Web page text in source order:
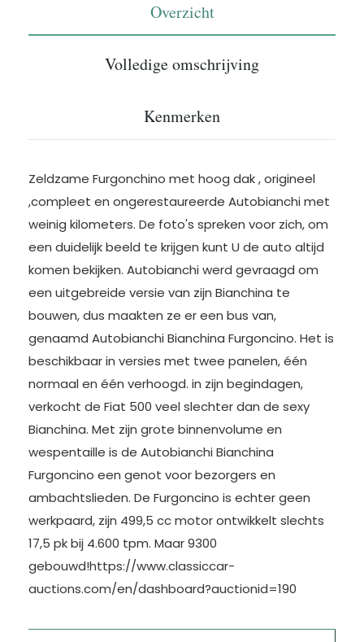
Overzicht
Volledige omschrijving
Kenmerken
Zeldzame Furgonchino met hoog dak , origineel
,compleet en ongerestaureerde Autobianchi met
weinig kilometers. De foto's spreken voor zich, om
een duidelijk beeld te krijgen kunt U de auto altijd
komen bekijken. Autobianchi werd gevraagd om
een uitgebreide versie van zijn Bianchina te
bouwen, dus maakten ze er een bus van,
genaamd Autobianchi Bianchina Furgoncino. Het is
beschikbaar in versies met twee panelen, één
normaal en één verhoogd. in zijn begindagen,
verkocht de Fiat 500 veel slechter dan de sexy
Bianchina. Met zijn grote binnenvolume en
wespentaille is de Autobianchi Bianchina
Furgoncino een genot voor bezorgers en
ambachtslieden. De Furgoncino is echter geen
werkpaard, zijn 499,5 cc motor ontwikkelt slechts
17,5 pk bij 4.600 tpm. Maar 9300
gebouwd!https://www.classiccar-
auctions.com/en/dashboard?auctionid=190